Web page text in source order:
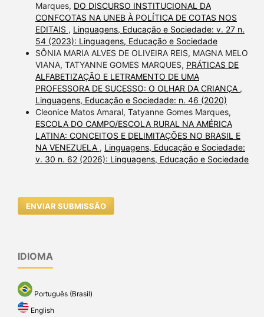
Marques, DO DISCURSO INSTITUCIONAL DA
CONFCOTAS NA UNEB À POLÍTICA DE COTAS NOS
EDITAIS , Linguagens, Educação e Sociedade: v. 27 n.
54 (2023): Linguagens, Educação e Sociedade
SÔNIA MARIA ALVES DE OLIVEIRA REIS, MAGNA MELO
VIANA, TATYANNE GOMES MARQUES, PRÁTICAS DE
ALFABETIZAÇÃO E LETRAMENTO DE UMA
PROFESSORA DE SUCESSO: O OLHAR DA CRIANÇA ,
Linguagens, Educação e Sociedade: n. 46 (2020)
Cleonice Matos Amaral, Tatyanne Gomes Marques,
ESCOLA DO CAMPO/ESCOLA RURAL NA AMÉRICA
LATINA: CONCEITOS E DELIMITAÇÕES NO BRASIL E
NA VENEZUELA , Linguagens, Educação e Sociedade:
v. 30 n. 62 (2026): Linguagens, Educação e Sociedade
ENVIAR SUBMISSÃO
IDIOMA
Português (Brasil)
English